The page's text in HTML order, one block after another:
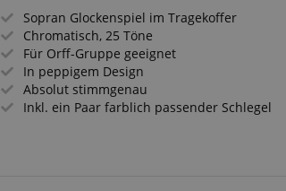
Sopran Glockenspiel im Tragekoffer
Chromatisch, 25 Töne
Für Orff-Gruppe geeignet
In peppigem Design
Absolut stimmgenau
Inkl. ein Paar farblich passender Schlegel